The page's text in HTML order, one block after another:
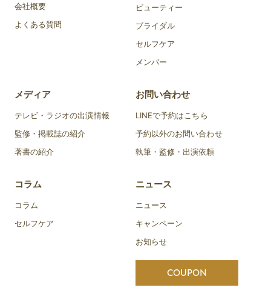
会社概要
よくある質問
ビューティー
ブライダル
セルフケア
メンバー
メディア
テレビ・ラジオの出演情報
監修・掲載誌の紹介
著書の紹介
コラム
コラム
セルフケア
お問い合わせ
LINEで予約はこちら
予約以外のお問い合わせ
執筆・監修・出演依頼
ニュース
ニュース
キャンペーン
お知らせ
COUPON